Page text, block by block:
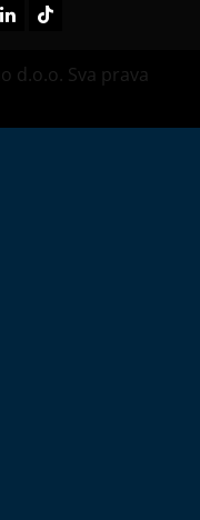
LinkedInTikTok
d.o.o. Sva prava